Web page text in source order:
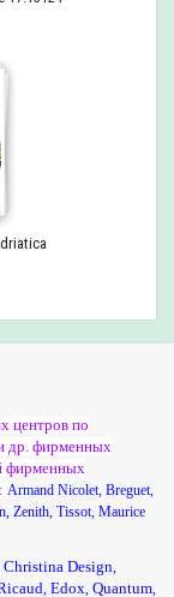
центров по
др. фирменных
фирменных
Armand Nicolet Breguet
Zenith Tissot Maurice
Christina Design
Edox Quantum